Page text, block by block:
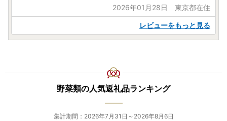
2026年01月28日 東京都在住
レビューをもっと見る
野菜類の人気返礼品ランキング
集計期間：2026年7月31日～2026年8月6日